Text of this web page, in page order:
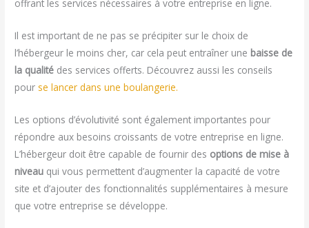
offrant les services nécessaires à votre entreprise en ligne.
Il est important de ne pas se précipiter sur le choix de
l’hébergeur le moins cher, car cela peut entraîner une baisse de
la qualité des services offerts. Découvrez aussi les conseils
pour se lancer dans une boulangerie.
Les options d’évolutivité sont également importantes pour
répondre aux besoins croissants de votre entreprise en ligne.
L’hébergeur doit être capable de fournir des options de mise à
niveau qui vous permettent d’augmenter la capacité de votre
site et d’ajouter des fonctionnalités supplémentaires à mesure
que votre entreprise se développe.